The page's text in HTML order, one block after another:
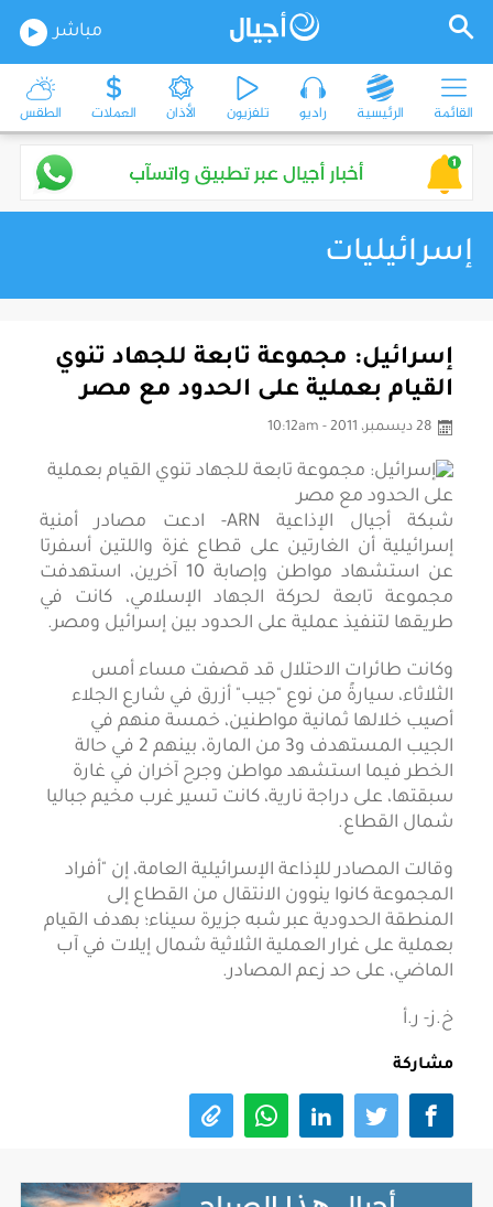
مباشر
القائمة الرئيسية راديو تلفزيون الأذان العملات الطقس
إسرائيليات
إسرائيل: مجموعة تابعة للجهاد تنوي
القيام بعملية على الحدود مع مصر
28 ديسمبر، 2011 - 10:12am
شبكة أجيال الإذاعية ARN- ادعت مصادر أمنية
إسرائيلية أن الغارتين على قطاع غزة واللتين أسفرتا
عن استشهاد مواطن وإصابة 10 آخرين، استهدفت
مجموعة تابعة لحركة الجهاد الإسلامي، كانت في
طريقها لتنفيذ عملية على الحدود بين إسرائيل ومصر.
وكانت طائرات الاحتلال قد قصفت مساء أمس
الثلاثاء، سيارةً من نوع "جيب" أزرق في شارع الجلاء
أصيب خلالها ثمانية مواطنين، خمسة منهم في
الجيب المستهدف و3 من المارة، بينهم 2 في حالة
الخطر فيما استشهد مواطن وجرح آخران في غارة
سبقتها، على دراجة نارية، كانت تسير غرب مخيم جباليا
شمال القطاع.
وقالت المصادر للإذاعة الإسرائيلية العامة، إن "أفراد
المجموعة كانوا ينوون الانتقال من القطاع إلى
المنطقة الحدودية عبر شبه جزيرة سيناء؛ بهدف القيام
بعملية على غرار العملية الثلاثية شمال إيلات في آب
الماضي، على حد زعم المصادر.
خ.ز- ر.أ
مشاركة